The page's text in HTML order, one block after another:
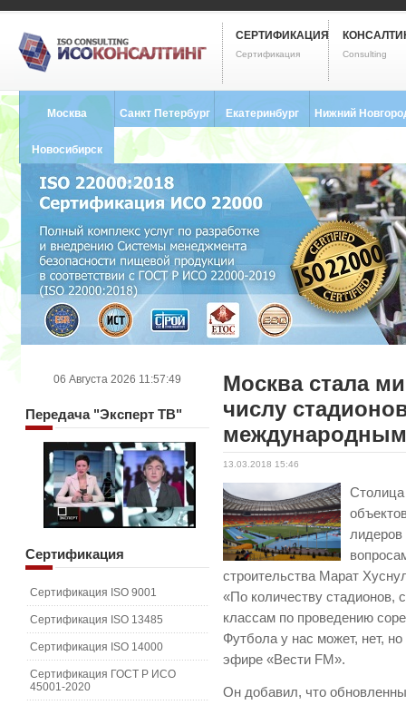
СЕРТИФИКАЦИЯ
Сертификация Consulting
Москва Санкт Петербург
8 (812) 748-2493
Екатеринбург
8 (343) 237-2593
Нижний
Новосибирск
8 (383) 227-8449
Москва стала
числу
13.03.2018 15:46
Столица
строительства Марат
«По количеству
классам по проведению
Футбола у нас может, нет,
эфире «Вести FM».
Он добавил, что
06 Августа 2026 11:57:49
Передача"Эксперт ТВ"
Сертификация
Сертификация ISO 9001
Сертификация ISO 13485
Сертификация ISO 14000
Сертификация ГОСТ Р ИСО
45001-2020